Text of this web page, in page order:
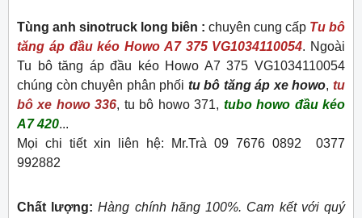
Tùng anh sinotruck long biên : chuyên cung cấp Tu bô
tăng áp đầu kéo Howo A7 375 VG1034110054. Ngoài
Tu bô tăng áp đầu kéo Howo A7 375 VG1034110054
chúng còn chuyên phân phối tu bô tăng áp xe howo,tu
bô xe howo 336, tu bô howo 371, tubo howo đầu kéo
A7 420...
Mọi chi tiết xin liên hệ: Mr.Trà 09 7676 0892 0377
992882
Chất lượng: Hàng chính hãng 100%. Cam kết với quý